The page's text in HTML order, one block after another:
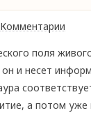
Комментарии
поля
и несет
а потом уже